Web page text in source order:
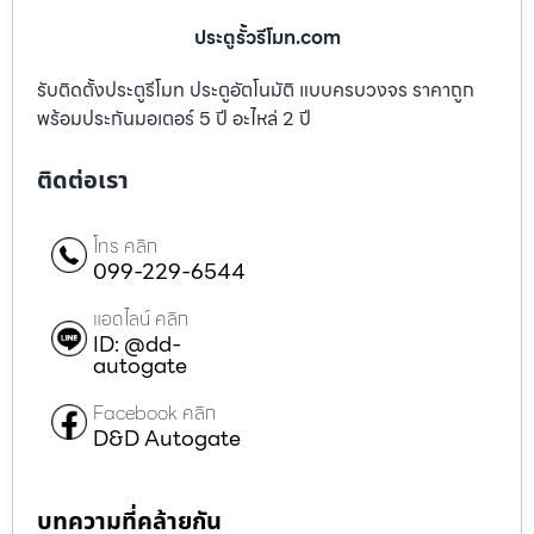
ประตูรั้วรีโมท.com
รับติดตั้งประตูรีโมท ประตูอัตโนมัติ แบบครบวงจร ราคาถูก
พร้อมประกันมอเตอร์ 5 ปี อะไหล่ 2 ปี
ติดต่อเรา
โทร คลิก
099-229-6544
แอดไลน์ คลิก
ID: @dd-
autogate
Facebook คลิก
D&D Autogate
บทความที่คล้ายกัน